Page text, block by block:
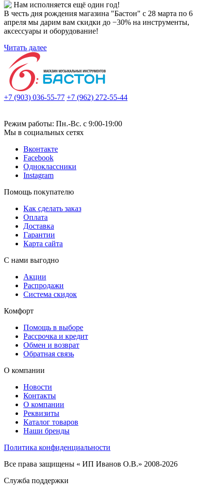
Нам исполняется ещё один год!
В честь дня рождения магазина "Бастон" с 28 марта по 6
апреля мы дарим вам скидки до −30% на инструменты,
аксессуары и оборудование!
Читать далее
+7 (903) 036-55-77 +7 (962) 272-55-44
Режим работы: Пн.-Вс. с 9:00-19:00
Мы в социальных сетях
Вконтакте
Facebook
Одноклассники
Instagram
Помощь покупателю
Как сделать заказ
Оплата
Доставка
Гарантии
Карта сайта
С нами выгодно
Акции
Распродажи
Система скидок
Комфорт
Помощь в выборе
Рассрочка и кредит
Обмен и возврат
Обратная связь
О компании
Новости
Контакты
О компании
Реквизиты
Каталог товаров
Наши бренды
Политика конфиденциальности
Все права защищены « ИП Иванов О.В.» 2008-2026
Служба поддержки